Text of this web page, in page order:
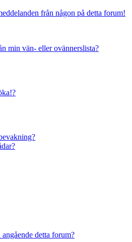
från någon på detta forum!
min vän- eller ovännerslista?
detta forum?